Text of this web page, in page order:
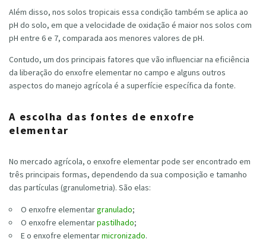
Além disso, nos solos tropicais essa condição também se aplica ao
pH do solo, em que a velocidade de oxidação é maior nos solos com
pH entre 6 e 7, comparada aos menores valores de pH.
Contudo, um dos principais fatores que vão influenciar na eficiência
da liberação do enxofre elementar no campo e alguns outros
aspectos do manejo agrícola é a superfície específica da fonte.
A escolha das fontes de enxofre
elementar
No mercado agrícola, o enxofre elementar pode ser encontrado em
três principais formas, dependendo da sua composição e tamanho
das partículas (granulometria). São elas:
O enxofre elementargranulado;
O enxofre elementarpastilhado;
E o enxofre elementarmicronizado.